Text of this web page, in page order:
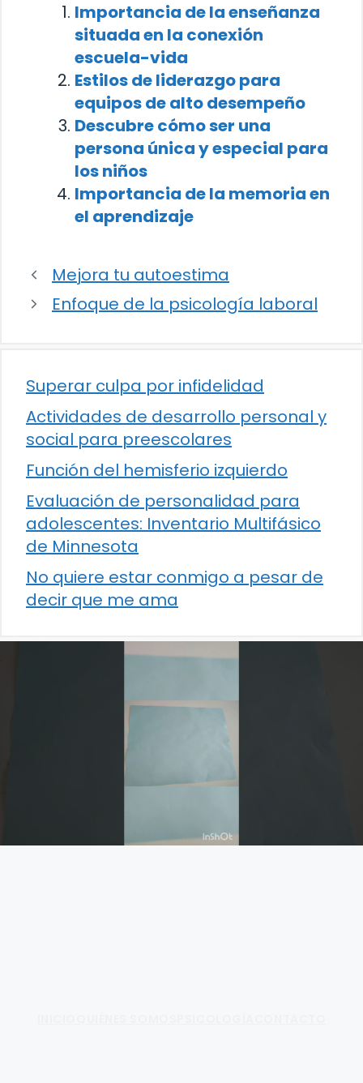
Importancia de la enseñanza
situada en la conexión
escuela-vida
Estilos de liderazgo para
equipos de alto desempeño
Descubre cómo ser una
persona única y especial para
los niños
Importancia de la memoria en
el aprendizaje
Mejora tu autoestima
Enfoque de la psicología laboral
Superar culpa por infidelidad
Actividades de desarrollo personal y
social para preescolares
Función del hemisferio izquierdo
Evaluación de personalidad para
adolescentes: Inventario Multifásico
de Minnesota
No quiere estar conmigo a pesar de
decir que me ama